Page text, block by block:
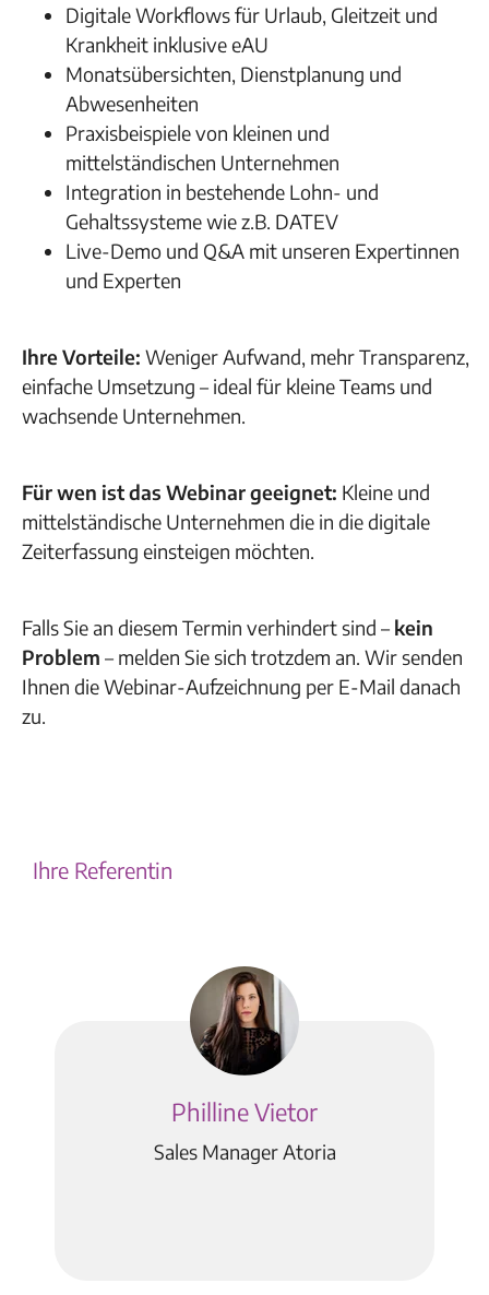
Digitale Workflows für Urlaub, Gleitzeit und
Krankheit inklusiveeAU
Monatsübersichten, Dienstplanung und
Abwesenheiten
Praxisbeispiele von kleinen und
mittelständischen Unternehmen
Integration in bestehende Lohn- und
Gehaltssysteme wie z.B. DATEV
Live-Demo und Q&A mit unseren Expertinnen
und Experten
Ihre Vorteile: Weniger Aufwand, mehr Transparenz,
einfache Umsetzung – ideal für kleine Teams und
wachsende Unternehmen.
Für wen ist das Webinar geeignet: Kleine und
mittelständische Unternehmen die in die digitale
Zeiterfassung einsteigen möchten.
Falls Sie an diesem Termin verhindert sind – kein
Problem – melden Sie sich trotzdem an. Wir senden
Ihnen die Webinar-Aufzeichnung per E-Mail danach
zu.
Ihre Referentin
Philline Vietor
Sales Manager Atoria